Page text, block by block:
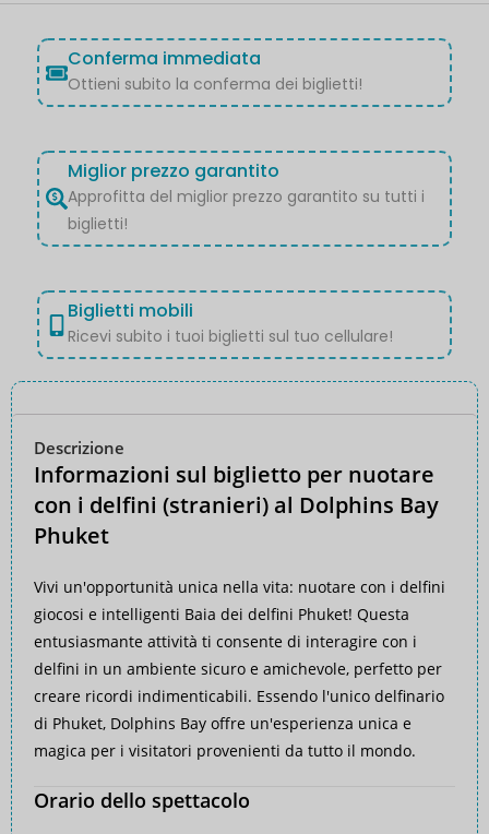
Conferma immediata
Ottieni subito la conferma dei biglietti!
Miglior prezzo garantito
Approfitta del miglior prezzo garantito su tutti i
biglietti!
Biglietti mobili
Ricevi subito i tuoi biglietti sul tuo cellulare!
Descrizione
Informazioni sul biglietto per nuotare
con i delfini (stranieri) al Dolphins Bay
Phuket
Vivi un'opportunità unica nella vita: nuotare con i delfini
giocosi e intelligenti Baia dei delfini Phuket! Questa
entusiasmante attività ti consente di interagire con i
delfini in un ambiente sicuro e amichevole, perfetto per
creare ricordi indimenticabili. Essendo l'unico delfinario
di Phuket, Dolphins Bay offre un'esperienza unica e
magica per i visitatori provenienti da tutto il mondo.
Orario dello spettacolo